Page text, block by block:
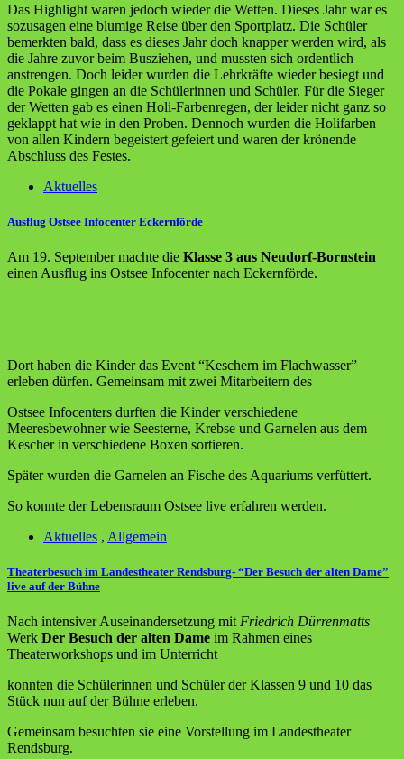
Das Highlight waren jedoch wieder die Wetten. Dieses Jahr war es
sozusagen eine blumige Reise über den Sportplatz. Die Schüler
bemerkten bald, dass es dieses Jahr doch knapper werden wird, als
die Jahre zuvor beim Busziehen, und mussten sich ordentlich
anstrengen. Doch leider wurden die Lehrkräfte wieder besiegt und
die Pokale gingen an die Schülerinnen und Schüler. Für die Sieger
der Wetten gab es einen Holi-Farbenregen, der leider nicht ganz so
geklappt hat wie in den Proben. Dennoch wurden die Holifarben
von allen Kindern begeistert gefeiert und waren der krönende
Abschluss des Festes.
Aktuelles
Ausflug Ostsee Infocenter Eckernförde
Am 19. September machte die Klasse 3 aus Neudorf-Bornstein
einen Ausflug ins Ostsee Infocenter nach Eckernförde.
Dort haben die Kinder das Event “Keschern im Flachwasser”
erleben dürfen. Gemeinsam mit zwei Mitarbeitern des
Ostsee Infocenters durften die Kinder verschiedene
Meeresbewohner wie Seesterne, Krebse und Garnelen aus dem
Kescher in verschiedene Boxen sortieren.
Später wurden die Garnelen an Fische des Aquariums verfüttert.
So konnte der Lebensraum Ostsee live erfahren werden.
Aktuelles , Allgemein
Theaterbesuch im Landestheater Rendsburg- “Der Besuch der alten Dame”
live auf der Bühne
Nach intensiver Auseinandersetzung mit Friedrich Dürrenmatts
Werk Der Besuch der alten Dame im Rahmen eines
Theaterworkshops und im Unterricht
konnten die Schülerinnen und Schüler der Klassen 9 und 10 das
Stück nun auf der Bühne erleben.
Gemeinsam besuchten sie eine Vorstellung im Landestheater
Rendsburg.